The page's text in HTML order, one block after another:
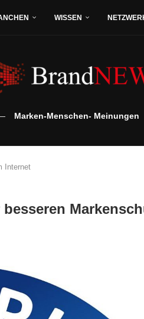
WISSEN
Marken-Menschen- Meinungen
Internet